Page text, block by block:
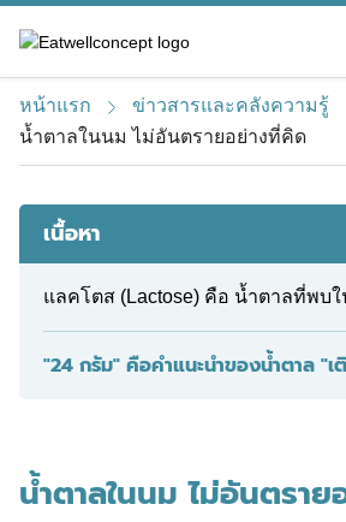
i
หน้าแรก ข่าวสารและคลังความรู้
น้ำตาลในนม ไม่อันตรายอย่างที่คิด
เนื้อหา
แลคโตส (Lactose) คือ น้ำตาลที่พบ
"24 กรัม" คือคำแนะนำของน้ำตาล "เ
น้ำตาลในนม ไม่อันตรา